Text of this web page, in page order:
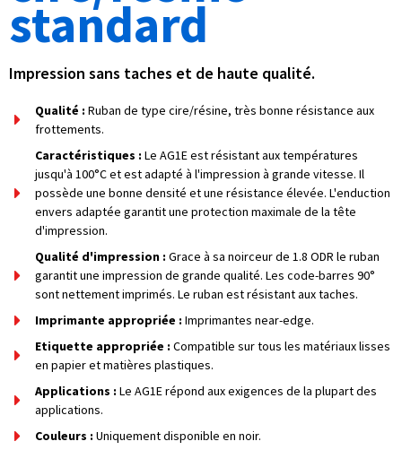
standard
Impression sans taches et de haute qualité.
Qualité : Ruban de type cire/résine, très bonne résistance aux
frottements.
Caractéristiques : Le AG1E est résistant aux températures
jusqu'à 100°C et est adapté à l'impression à grande vitesse. Il
possède une bonne densité et une résistance élevée. L'enduction
envers adaptée garantit une protection maximale de la tête
d'impression.
Qualité d'impression : Grace à sa noirceur de 1.8 ODR le ruban
garantit une impression de grande qualité. Les code-barres 90°
sont nettement imprimés. Le ruban est résistant aux taches.
Imprimante appropriée : Imprimantes near-edge.
Etiquette appropriée : Compatible sur tous les matériaux lisses
en papier et matières plastiques.
Applications : Le AG1E répond aux exigences de la plupart des
applications.
Couleurs : Uniquement disponible en noir.